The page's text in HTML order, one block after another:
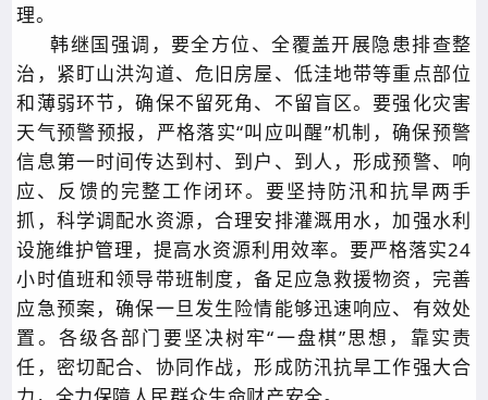
理。
韩继国强调，要全方位、全覆盖开展隐患排查整
治，紧盯山洪沟道、危旧房屋、低洼地带等重点部位
和薄弱环节，确保不留死角、不留盲区。要强化灾害
天气预警预报，严格落实“叫应叫醒”机制，确保预警
信息第一时间传达到村、到户、到人，形成预警、响
应、反馈的完整工作闭环。要坚持防汛和抗旱两手
抓，科学调配水资源，合理安排灌溉用水，加强水利
设施维护管理，提高水资源利用效率。要严格落实24
小时值班和领导带班制度，备足应急救援物资，完善
应急预案，确保一旦发生险情能够迅速响应、有效处
置。各级各部门要坚决树牢“一盘棋”思想，靠实责
任，密切配合、协同作战，形成防汛抗旱工作强大合